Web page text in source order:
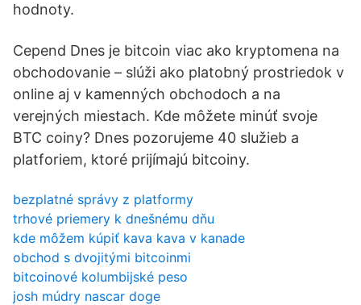
hodnoty.
Cepend Dnes je bitcoin viac ako kryptomena na
obchodovanie – slúži ako platobný prostriedok v
online aj v kamenných obchodoch a na
verejných miestach. Kde môžete minúť svoje
BTC coiny? Dnes pozorujeme 40 služieb a
platforiem, ktoré prijímajú bitcoiny.
bezplatné správy z platformy
trhové priemery k dnešnému dňu
kde môžem kúpiť kava kava v kanade
obchod s dvojitými bitcoinmi
bitcoinové kolumbijské peso
josh múdry nascar doge